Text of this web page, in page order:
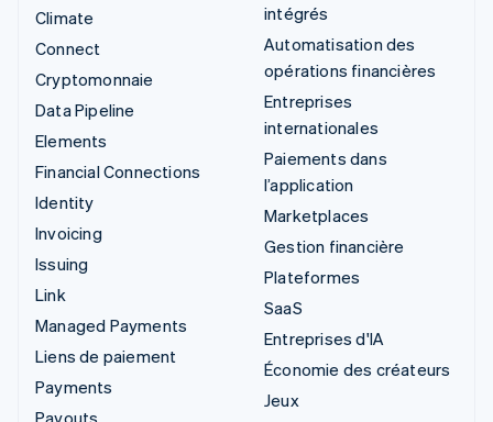
Climate
Connect
Cryptomonnaie
Data Pipeline
Elements
Financial Connections
Identity
Invoicing
Issuing
Link
Managed Payments
Liens de paiement
Payments
intégrés
Automatisation des
opérations financières
Entreprises
internationales
Paiements dans
l’application
Marketplaces
Gestion financière
Plateformes
SaaS
Entreprises d'IA
Économie des créateurs
Jeux